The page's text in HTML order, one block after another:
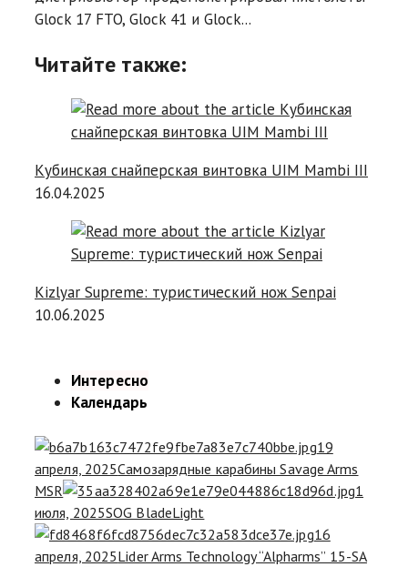
Glock 17 FTO, Glock 41 и Glock...
Читайте также:
Кубинская снайперская винтовка UIM Mambi III
16.04.2025
Kizlyar Supreme: туристический нож Senpai
10.06.2025
Интересно
Календарь
19
апреля, 2025Самозарядные карабины Savage Arms
MSR
1
июля, 2025SOG BladeLight
16
апреля, 2025Lider Arms Technology “Alpharms” 15-SA